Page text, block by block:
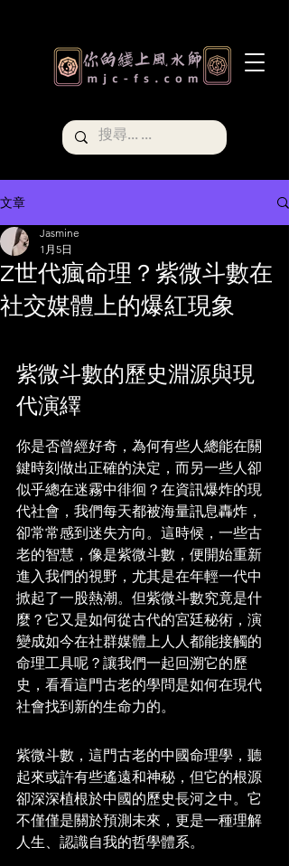
文章
Z世代瘋命理？紫微斗數在
社交媒體上的爆紅現象
Jasmine
1月5日
紫微斗數的歷史淵源與現
代演繹
你是否曾經好奇，為何有些人總能在關
鍵時刻做出正確的決定，而另一些人卻
似乎總在迷霧中徘徊？在資訊爆炸的現
代社會，我們每天都被海量訊息轟炸，
卻常常感到迷失方向。這時候，一些古
老的智慧，像是紫微斗數，便開始重新
進入我們的視野，尤其是在年輕一代中
掀起了一股熱潮。但紫微斗數究竟是什
麼？它又是如何從古代的宮廷秘術，演
變成如今在社群媒體上人人都能接觸的
命理工具呢？讓我們一起回溯它的歷
史，看看這門古老的學問是如何在現代
社會找到新的生命力的。
紫微斗數，這門古老的中國命理學，聽
起來或許有些遙遠和神秘，但它的根源
卻深深植根於中國的歷史長河之中。它
不僅僅是關於預測未來，更是一種理解
人生、認識自我的哲學體系。